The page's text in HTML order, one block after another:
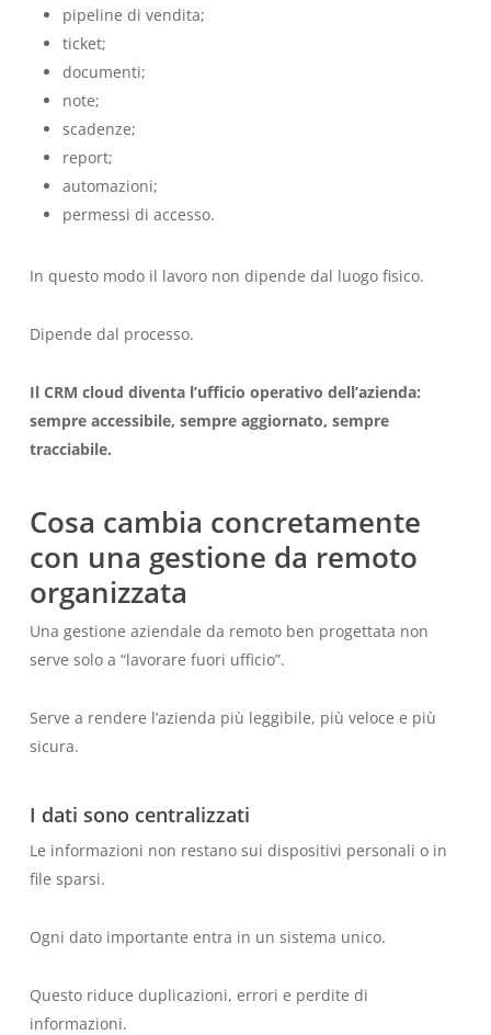
pipeline di vendita;
ticket;
documenti;
note;
scadenze;
report;
automazioni;
permessi di accesso.
In questo modo il lavoro non dipende dal luogo fisico.
Dipende dal processo.
Il CRM cloud diventa l’ufficio operativo dell’azienda:
sempre accessibile, sempre aggiornato, sempre
tracciabile.
Cosa cambia concretamente
con una gestione da remoto
organizzata
Una gestione aziendale da remoto ben progettata non
serve solo a “lavorare fuori ufficio”.
Serve a rendere l’azienda più leggibile, più veloce e più
sicura.
I dati sono centralizzati
Le informazioni non restano sui dispositivi personali o in
file sparsi.
Ogni dato importante entra in un sistema unico.
Questo riduce duplicazioni, errori e perdite di
informazioni.